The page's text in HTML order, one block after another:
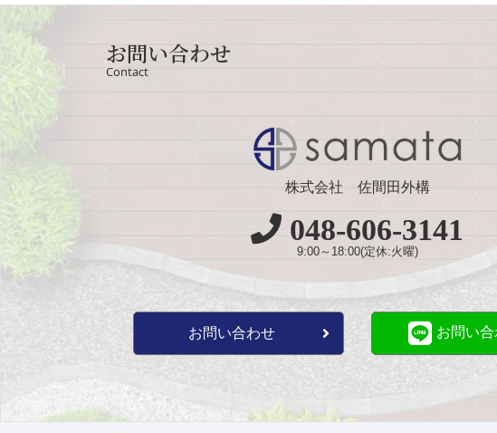
お問い合わせ
Contact
株式会社 佐間田外構
048-606-3141
9:00～18:00(定休:火曜)
お問い合わせ お問い